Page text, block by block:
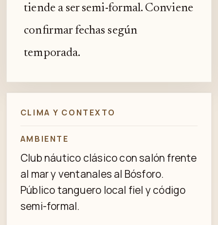
tiende a ser semi-formal. Conviene
confirmar fechas según
temporada.
CLIMA Y CONTEXTO
AMBIENTE
Club náutico clásico con salón frente
al mar y ventanales al Bósforo.
Público tanguero local fiel y código
semi-formal.